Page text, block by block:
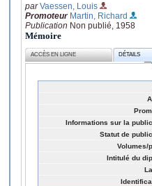
parVaessen, Louis
Promoteur Martin, Richard
Publication Non publié, 1958
Mémoire
ACCÈS EN LIGNE DÉTAILS
Informations sur la
Statut de
Volumes/
Intitulé du